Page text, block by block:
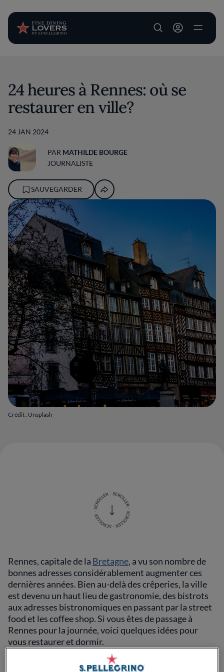
User account
Crédit : Unsplash
24 heures à Rennes: où se
restaurer en ville?
24 JAN 2024
PAR MATHILDE BOURGE
JOURNALISTE
SAUVEGARDER
Rennes, capitale de la Bretagne, a vu son nombre de
bonnes adresses considérablement augmenter ces
dernières années. Bien au-delà des crêperies, la ville
est devenu un haut lieu de gastronomie, des bistrots
aux adresses bistronomiques en passant par la street
food et les coffee shop. Si vous êtes de passage à
Rennes pour la journée, voici quelques idées pour
vous restaurer et dormir.